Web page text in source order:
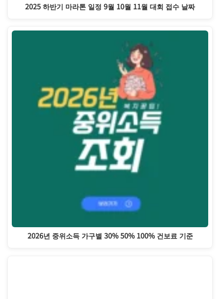
2025 하반기 마라톤 일정 9월 10월 11월 대회 접수 날짜
2026년 중위소득 가구별 30% 50% 100% 건보료 기준